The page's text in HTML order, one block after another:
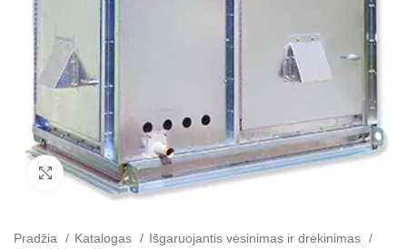
Paspauskite, kad padidinti
Pradžia Katalogas
Išgaruojantis vėsinimas ir drėkinimas